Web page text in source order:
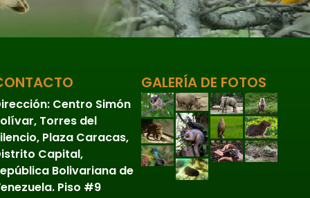
Páramos
Preocupación menor
Reptiles
Sabanas
Selvas y Bosques
Sin Articulaciones
Centro Simón
Torres del
Plaza Caracas,
Capital,
Bolivariana de
Piso #9
GALERÍA DE FOTOS